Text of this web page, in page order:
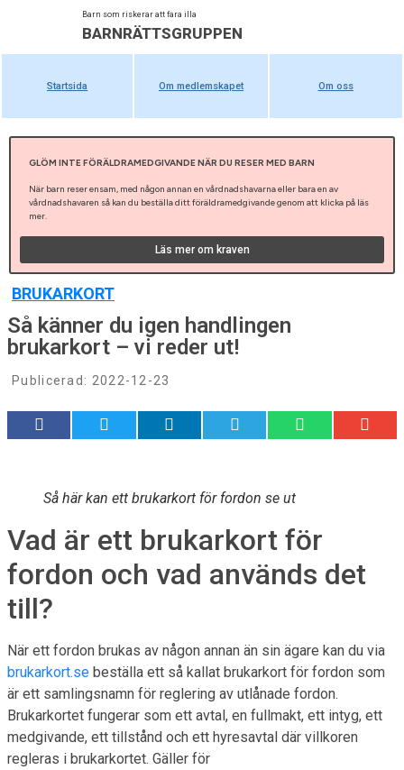
Barn som riskerar att fara illa
BARNRÄTTSGRUPPEN
Startsida Om medlemskapet Om oss
GLÖM INTE FÖRÄLDRAMEDGIVANDE NÄR DU RESER MED BARN
När barn reser ensam, med någon annan en vårdnadshavarna eller bara en av
vårdnadshavaren så kan du beställa ditt föräldramedgivande genom att klicka på läs
mer.
Läs mer om kraven
BRUKARKORT
Så känner du igen handlingen
brukarkort – vi reder ut!
Publicerad: 2022-12-23
Så här kan ett brukarkort för fordon se ut
Vad är ett brukarkort för
fordon och vad används det
till?
När ett fordon brukas av någon annan än sin ägare kan du via
brukarkort.se beställa ett så kallat brukarkort för fordon som
är ett samlingsnamn för reglering av utlånade fordon.
Brukarkortet fungerar som ett avtal, en fullmakt, ett intyg, ett
medgivande, ett tillstånd och ett hyresavtal där villkoren
regleras i brukarkortet. Gäller för